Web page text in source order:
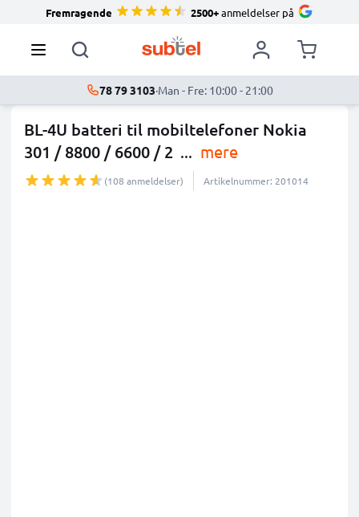
Fremragende 2500+anmeldelser på
78 79 3103·Man - Fre: 10:00 - 21:00
BL-4U batteri til mobiltelefoner Nokia
301 / 8800 / 6600 / 2 ... mere
(108 anmeldelser) Artikelnummer: 201014